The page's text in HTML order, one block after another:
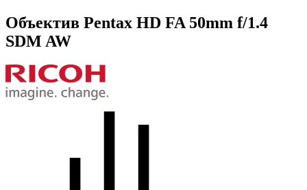
Объектив Pentax HD FA 50mm f/1.4
SDM AW